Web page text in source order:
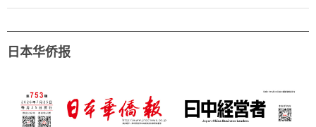
日本华侨报